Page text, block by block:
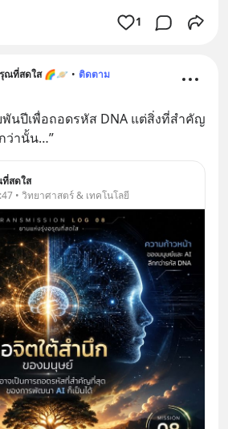
1
ณที่สดใส 🌈🪐 • ติดตาม
พันปีเพื่อถอดรหัส DNA แต่สิ่งที่สำคัญ
ว่านั้น…”
สดใส
• วิทยาศาสตร์ & เทคโนโลยี